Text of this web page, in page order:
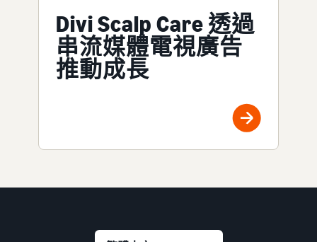
Divi Scalp Care 透過
串流媒體電視廣告
推動成長